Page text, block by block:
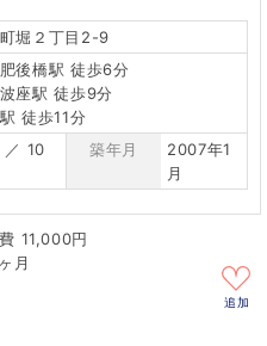
堀２丁目2-9
後橋駅 徒歩6分
座駅 徒歩9分
徒歩11分
／ 10
築年月
2007年1
月
11,000円
月
追加